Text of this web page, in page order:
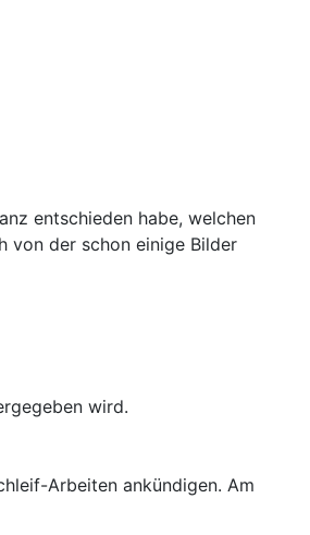
entschieden habe, welchen
von der schon einige Bilder
wird.
Arbeiten ankündigen. Am